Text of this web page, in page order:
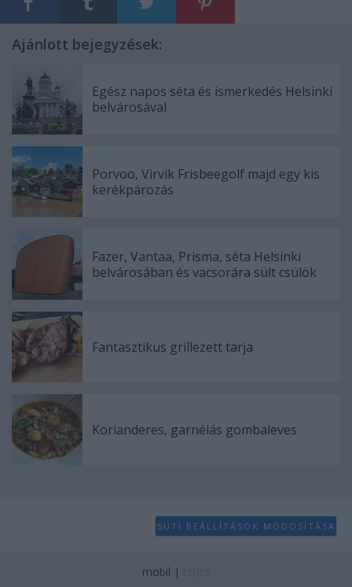
Ajánlott bejegyzések:
Egész napos séta és ismerkedés Helsinki
belvárosával
Porvoo, Virvik Frisbeegolf majd egy kis
kerékpározás
Fazer, Vantaa, Prisma, séta Helsinki
belvárosában és vacsorára sült csülök
Fantasztikus grillezett tarja
Korianderes, garnélás gombaleves
SÜTI BEÁLLÍTÁSOK MÓDOSÍTÁSA
mobil |